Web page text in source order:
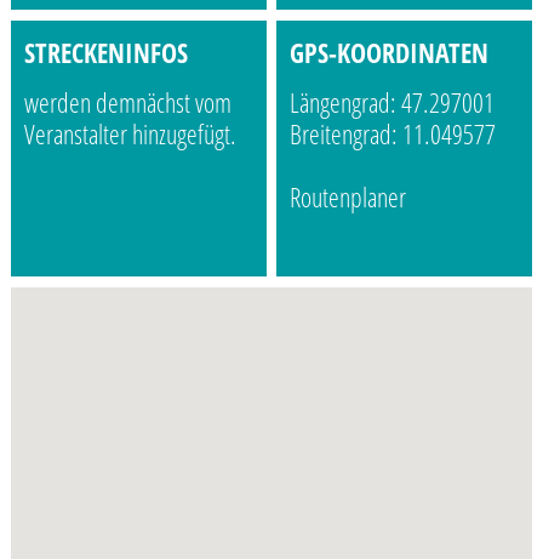
STRECKENINFOS
werden demnächst vom
Veranstalter hinzugefügt.
GPS-KOORDINATEN
Längengrad: 47.297001
Breitengrad: 11.049577
Routenplaner